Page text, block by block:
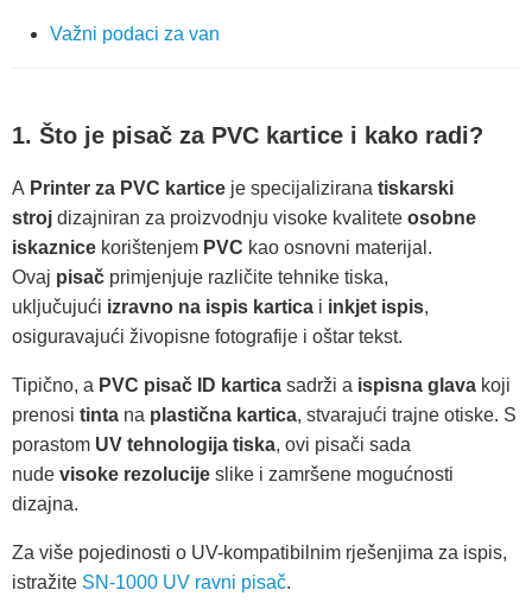
Važni podaci za van
1. Što je pisač za PVC kartice i kako radi?
A Printer za PVC kartice je specijalizirana tiskarski
stroj dizajniran za proizvodnju visoke kvalitete osobne
iskaznice korištenjem PVC kao osnovni materijal.
Ovaj pisač primjenjuje različite tehnike tiska,
uključujući izravno na ispis kartica i inkjet ispis,
osiguravajući živopisne fotografije i oštar tekst.
Tipično, a PVC pisač ID kartica sadrži a ispisna glava koji
prenosi tinta na plastična kartica, stvarajući trajne otiske. S
porastom UV tehnologija tiska, ovi pisači sada
nude visoke rezolucije slike i zamršene mogućnosti
dizajna.
Za više pojedinosti o UV-kompatibilnim rješenjima za ispis,
istražite SN-1000 UV ravni pisač.